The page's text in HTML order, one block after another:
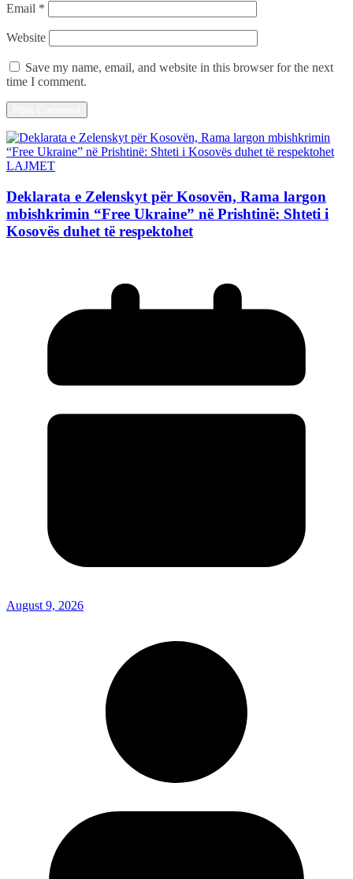
Email *
Website
Save my name, email, and website in this browser for the next
time I comment.
LAJMET
Deklarata e Zelenskyt për Kosovën, Rama largon
mbishkrimin “Free Ukraine” në Prishtinë: Shteti i
Kosovës duhet të respektohet
August 9, 2026